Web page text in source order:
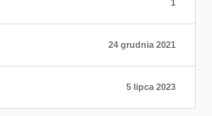
1
24 grudnia 2021
5 lipca 2023